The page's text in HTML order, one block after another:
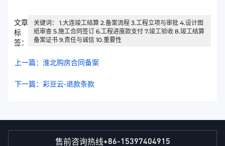
文章
标
签：
关键词： 1.大连竣工结算 2.备案流程 3.工程立项与审批 4.设计图
纸审查 5.施工合同签订 6.工程进度款支付 7.竣工验收 8.竣工结算
备案证书 9.责任与诚信 10.重要性
上一篇：淮北购房合同备案
下一篇：彩豆云-退款条款
售前咨询热线+86-15397404915